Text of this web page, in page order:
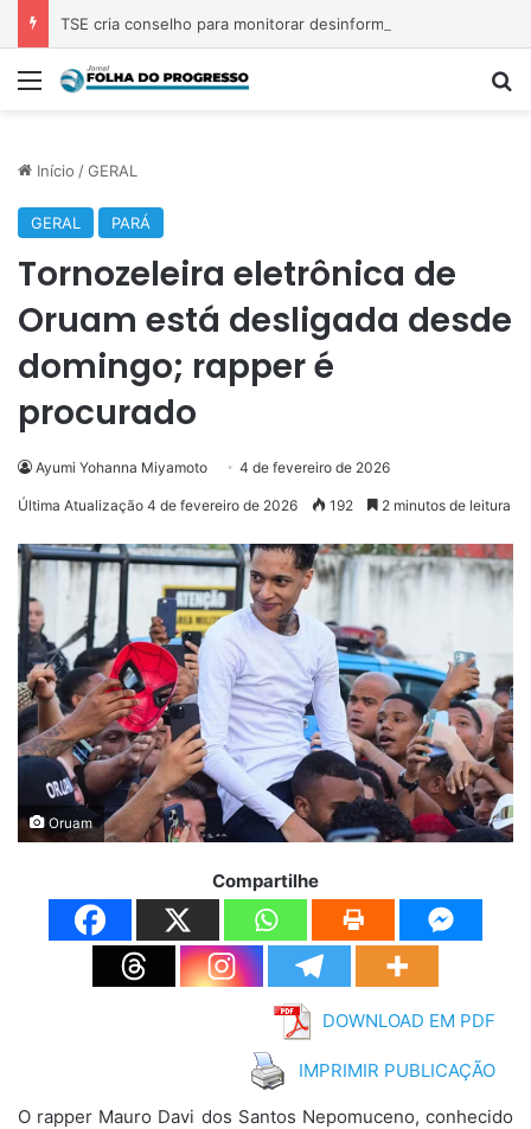
Menu
Início /GERAL
GERAL PARÁ
Tornozeleira eletrônica de
Oruam está desligada desde
domingo; rapper é
procurado
Ayumi Yohanna Miyamoto 4 de fevereiro de 2026
Última Atualização 4 de fevereiro de 2026 192 2 minutos de leitura
Oruam
Compartilhe
DOWNLOAD EM PDF
IMPRIMIR PUBLICAÇÃO
O rapper Mauro Davi dos Santos Nepomuceno, conhecido